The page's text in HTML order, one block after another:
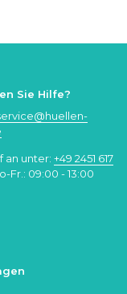
Sie Hilfe?
an unter: +49 2451 617
Fr.: 09:00 - 13:00